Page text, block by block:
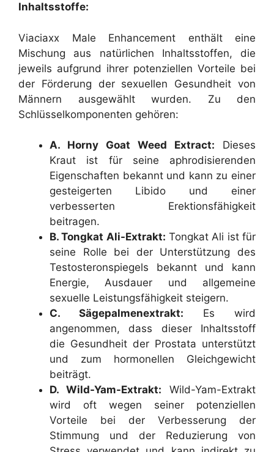
Inhaltsstoffe:
Viaciaxx Male Enhancement enthält eine
Mischung aus natürlichen Inhaltsstoffen, die
jeweils aufgrund ihrer potenziellen Vorteile bei
der Förderung der sexuellen Gesundheit von
Männern ausgewählt wurden. Zu den
Schlüsselkomponenten gehören:
A. Horny Goat Weed Extract: Dieses
Kraut ist für seine aphrodisierenden
Eigenschaften bekannt und kann zu einer
gesteigerten Libido und einer
verbesserten Erektionsfähigkeit
beitragen.
B. Tongkat Ali-Extrakt: Tongkat Ali ist für
seine Rolle bei der Unterstützung des
Testosteronspiegels bekannt und kann
Energie, Ausdauer und allgemeine
sexuelle Leistungsfähigkeit steigern.
C. Sägepalmenextrakt: Es wird
angenommen, dass dieser Inhaltsstoff
die Gesundheit der Prostata unterstützt
und zum hormonellen Gleichgewicht
beiträgt.
D. Wild-Yam-Extrakt: Wild-Yam-Extrakt
wird oft wegen seiner potenziellen
Vorteile bei der Verbesserung der
Stimmung und der Reduzierung von